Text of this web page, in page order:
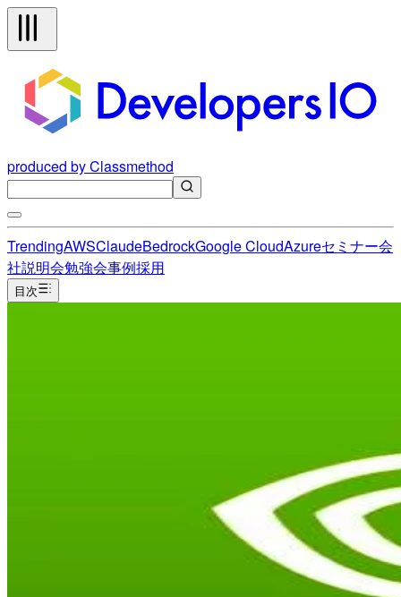
produced by Classmethod
TrendingAWSClaudeBedrockGoogle CloudAzureセミナー会
社説明会勉強会事例採用
目次